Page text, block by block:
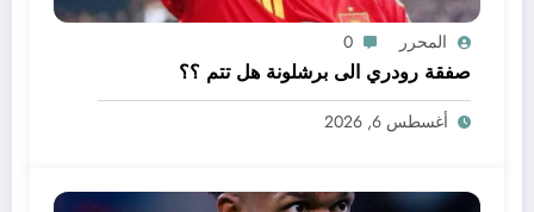
المحرر 0
صفقة رودري الى برشلونة هل تتم ؟؟
أغسطس 6, 2026